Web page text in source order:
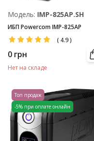
Модель: IMP-825AP.SH
ИБП Powercom IMP-825AP
( 4.9)
0 грн
Нет на складе
Топ продаж
-5% при оплате онлайн